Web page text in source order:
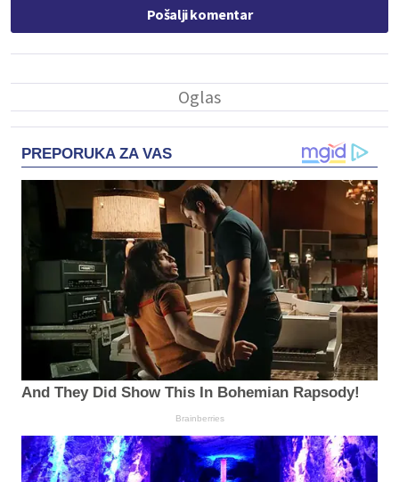
Pošalji komentar
PREPORUKA ZA VAS
And They Did Show This In Bohemian Rapsody!
Brainberries